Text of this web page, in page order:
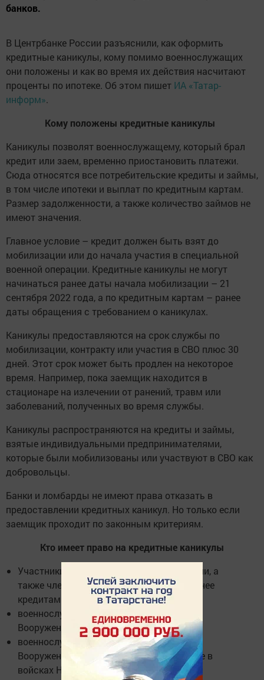
банков.
В Центрбанке России разъяснили, как оформить
кредитные каникулы, кому помимо военнослужащих
они положены и как во время их действия насчитают
проценты по ипотеке. Об этом пишет ИА «Татар-
информ».
Кому положены кредитные каникулы
Каникулы позволят военнослужащему, который брал
кредит или заем, временно приостановить платежи.
Сюда относятся все потребительские кредиты и займы,
в том числе ипотеки и выплат по кредитным картам.
Размер задолженности, а также количество займов не
имеют значения.
Главное условие – кредит должен быть взят до
мобилизации или до начала участия в специальной
военной операции. Кредитные каникулы не могут
начинаться ранее даты начала мобилизации – 21
сентября 2022 года, а по кредитным картам – ранее
даты обращения с требованием о каникулах.
Каникулы предоставляются на срок службы по
мобилизации, контракту или участия в СВО плюс 30
дней. Этот срок может быть продлен на некоторое
время. Например, пока заемщик находится в
стационаре на излечении от ранений, травм или
заболеваний, полученных во время службы.
Каникулы распространяются на кредиты и займы,
взятые индивидуальными предпринимателями,
которые были мобилизованы или участвуют в СВО как
добровольцы.
Банки и ломбарды не имеют права отказать в
предоставлении кредитных каникул. Но только если
заемщик проходит по законным критериям.
Кто имеет право на кредитные каникулы
Участники специальной военной операции, а
также члены их семей по взятым ими ранее
кредитам и займам*;
военнослужащие, мобилизованные в
Вооруженные силы;
военнослужащие, проходящие службу в
Вооруженных силах по контракту, а также в
войсках Национальной гвардии;